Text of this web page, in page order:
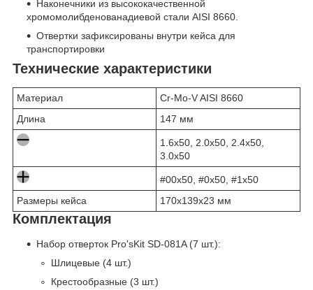
Наконечники из высококачественной
хромомолибденованадиевой стали AISI 8660.
Отвертки зафиксированы внутри кейса для
транспортировки
Технические характеристики
Материал
Cr-Mo-V AISI 8660
Длина
147 мм
1.6x50, 2.0x50, 2.4x50,
3.0x50
#00x50, #0x50, #1x50
Размеры кейса
170x139x23 мм
Комплектация
Набор отверток Pro'sKit SD-081A (7 шт.):
Шлицевые (4 шт.)
Крестообразные (3 шт.)